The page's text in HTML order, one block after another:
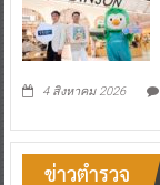
4 สิงหาคม 2026
ข่าวตำรวจ